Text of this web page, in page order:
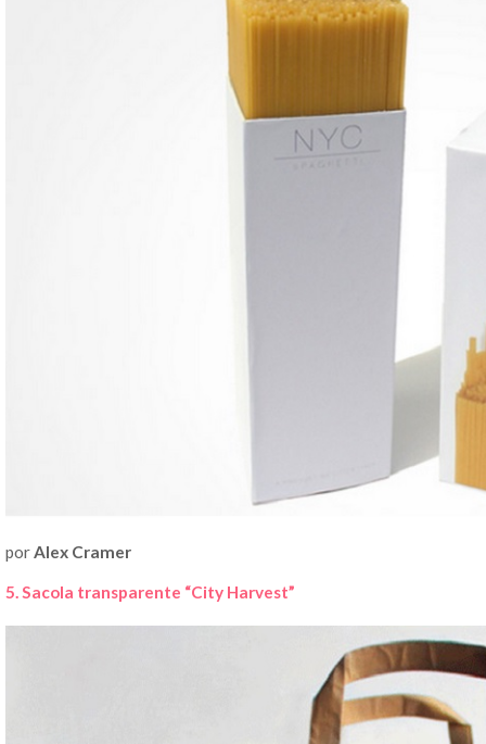
porAlex Cramer
5. Sacola transparente “City Harvest”